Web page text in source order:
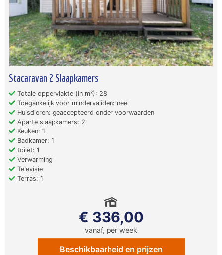
Stacaravan 2 Slaapkamers
Totale oppervlakte (in m²): 28
Toegankelijk voor mindervaliden: nee
Huisdieren: geaccepteerd onder voorwaarden
Aparte slaapkamers: 2
Keuken: 1
Badkamer: 1
toilet: 1
Verwarming
Televisie
Terras: 1
€ 336,00
vanaf, per week
Beschikbaarheid en prijzen